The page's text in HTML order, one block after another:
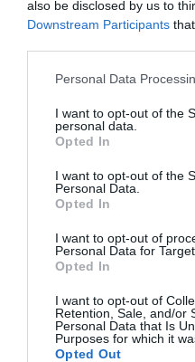
also be disclosed by us to
Downstream Participants
Personal Data
I want to opt-out of the
personal data.
Opted In
I want to opt-out of the
Personal Data.
Opted In
I want to opt-out of
Personal Data for
Opted In
I want to opt-out of
Retention, Sale, and/or
Personal Data that Is
Purposes for which it
Opted Out
de Google de
Mantente informado